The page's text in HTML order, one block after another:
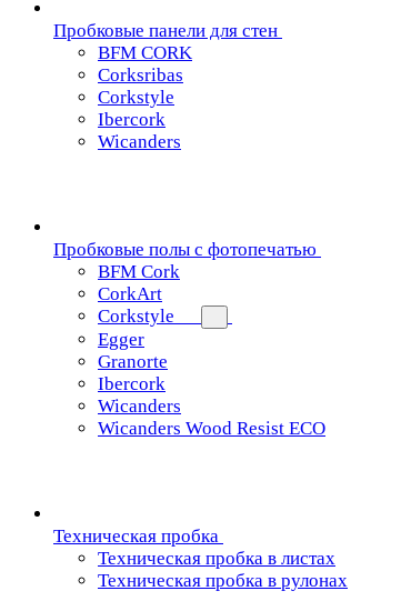
Пробковые панели для стен
BFM CORK
Corksribas
Corkstyle
Ibercork
Wicanders
Пробковые полы с фотопечатью
BFM Cork
CorkArt
Corkstyle
Egger
Granorte
Ibercork
Wicanders
Wicanders Wood Resist ECO
Техническая пробка
Техническая пробка в листах
Техническая пробка в рулонах